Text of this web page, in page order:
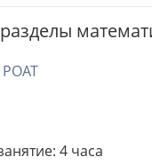
4 часа